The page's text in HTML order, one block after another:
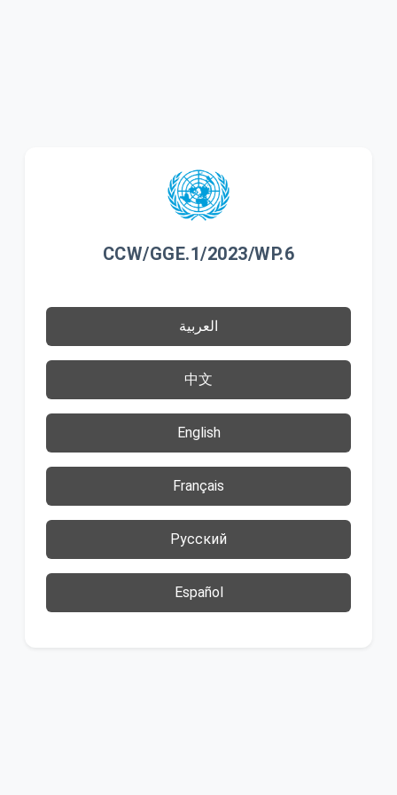
CCW/GGE.1/2023/WP.6
العربية
中文
English
Français
Русский
Español